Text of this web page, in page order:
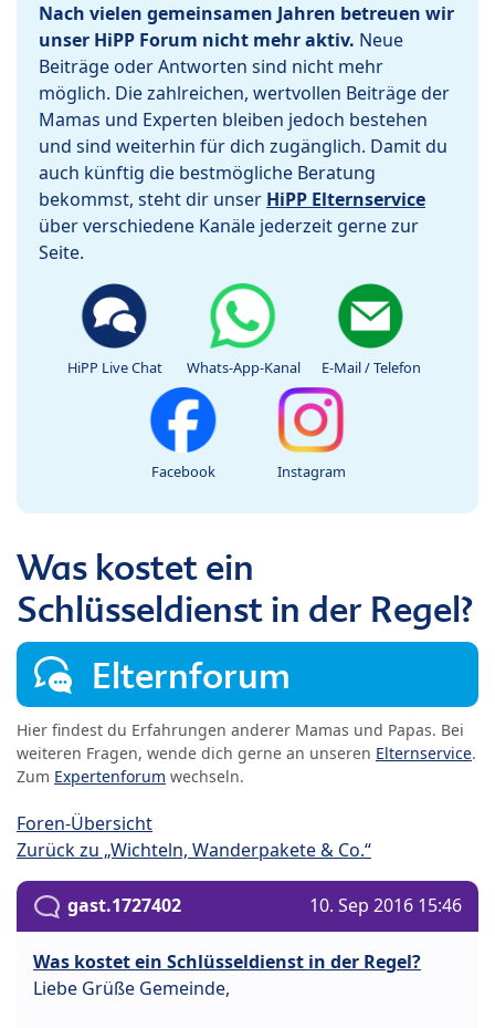
Nach vielen gemeinsamen Jahren betreuen wir
unser HiPP Forum nicht mehr aktiv. Neue
Beiträge oder Antworten sind nicht mehr
möglich. Die zahlreichen, wertvollen Beiträge der
Mamas und Experten bleiben jedoch bestehen
und sind weiterhin für dich zugänglich. Damit du
auch künftig die bestmögliche Beratung
bekommst, steht dir unser HiPP Elternservice
über verschiedene Kanäle jederzeit gerne zur
Seite.
HiPP Live Chat Whats-App-Kanal E-Mail / Telefon
Facebook Instagram
Was kostet ein
Schlüsseldienst in der Regel?
Elternforum
Hier findest du Erfahrungen anderer Mamas und Papas. Bei
weiteren Fragen, wende dich gerne an unseren Elternservice.
Zum Expertenforum wechseln.
Foren-Übersicht
Zurück zu „Wichteln, Wanderpakete & Co.“
gast.1727402 10. Sep 2016 15:46
Was kostet ein Schlüsseldienst in der Regel?
Liebe Grüße Gemeinde,